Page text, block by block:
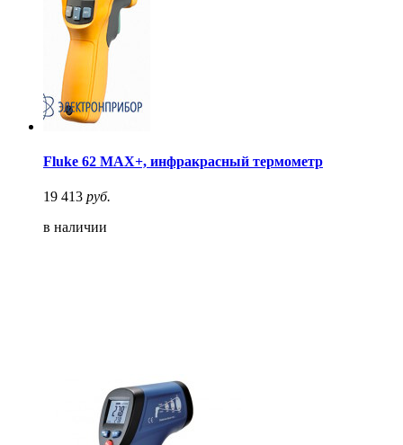
Fluke 62 MAX+, инфракрасный термометр
19 413 руб.
в наличии